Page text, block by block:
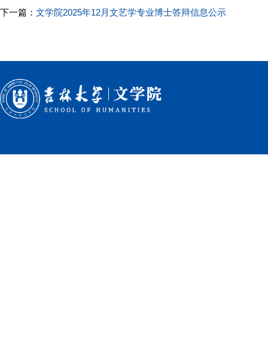
下一篇： 文学院2025年12月文艺学专业博士答辩信息公示